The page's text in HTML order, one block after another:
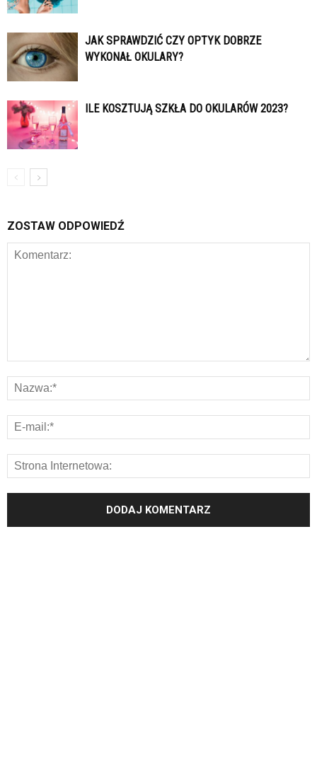
JAK SPRAWDZIĆ CZY OPTYK DOBRZE
WYKONAŁ OKULARY?
ILE KOSZTUJĄ SZKŁA DO OKULARÓW 2023?
ZOSTAW ODPOWIEDŹ